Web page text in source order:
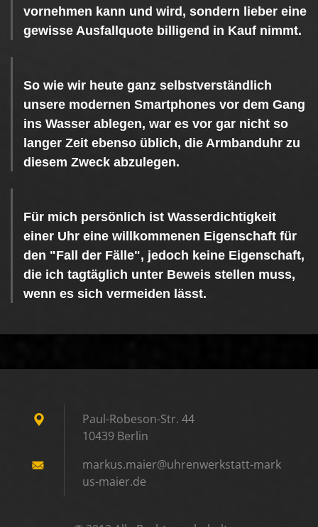
vornehmen kann und wird, sondern lieber eine
gewisse Ausfallquote billigend in Kauf nimmt.
So wie wir heute ganz selbstverständlich
unsere modernen Smartphones vor dem Gang
ins Wasser ablegen, war es vor gar nicht so
langer Zeit ebenso üblich, die Armbanduhr zu
diesem Zweck abzulegen.
Für mich persönlich ist Wasserdichtigkeit
einer Uhr eine willkommenen Eigenschaft für
den "Fall der Fälle", jedoch keine Eigenschaft,
die ich tagtäglich unter Beweis stellen muss,
wenn es sich vermeiden lässt.
Paul-Robeson-Str. 44
10439 Berlin
markus.maier@uhrenwerkstatt-mark
us-maier.de